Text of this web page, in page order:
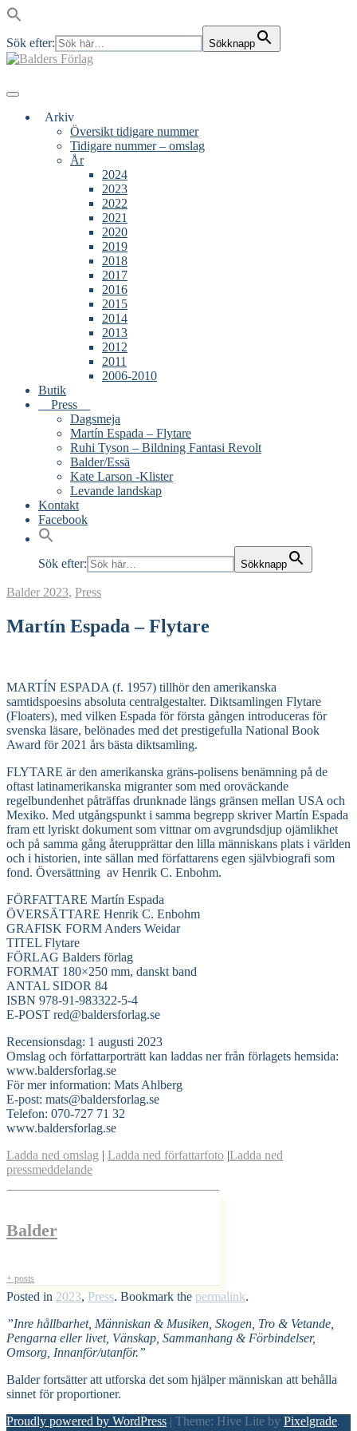
Sök efter: Sökknapp
Skip
Menu
Arkiv
Översikt tidigare nummer
Tidigare nummer – omslag
År
2024
2023
2022
2021
2020
2019
2018
2017
2016
2015
2014
2013
2012
2011
2006-2010
Butik
Press
Dagsmeja
Martín Espada – Flytare
Ruhi Tyson – Bildning Fantasi Revolt
Balder/Essä
Kate Larson -Klister
Levande landskap
Kontakt
Facebook
Sök efter: Sökknapp
Balder 2023, Press
Martín Espada – Flytare
MARTÍN ESPADA (f. 1957) tillhör den amerikanska
samtidspoesins absoluta centralgestalter. Diktsamlingen Flytare
(Floaters), med vilken Espada för första gången introduceras för
svenska läsare, belönades med det prestigefulla National Book
Award för 2021 års bästa diktsamling.
FLYTARE är den amerikanska gräns-polisens benämning på de
oftast latinamerikanska migranter som med oroväckande
regelbundenhet påträffas drunknade längs gränsen mellan USA och
Mexiko. Med utgångspunkt i samma begrepp skriver Martín Espada
fram ett lyriskt dokument som vittnar om avgrundsdjup ojämlikhet
och på samma gång återupprättar den lilla människans plats i världen
och i historien, inte sällan med författarens egen självbiografi som
fond. Översättning av Henrik C. Enbohm.
FÖRFATTARE Martín Espada
ÖVERSÄTTARE Henrik C. Enbohm
GRAFISK FORM Anders Weidar
TITEL Flytare
FÖRLAG Balders förlag
FORMAT 180×250 mm, danskt band
ANTAL SIDOR 84
ISBN 978-91-983322-5-4
E-POST red@baldersforlag.se
Recensionsdag: 1 augusti 2023
Omslag och författarporträtt kan laddas ner från förlagets hemsida:
www.baldersforlag.se
För mer information: Mats Ahlberg
E-post: mats@baldersforlag.se
Telefon: 070-727 71 32
www.baldersforlag.se
Ladda ned omslag | Ladda ned författarfoto |Ladda ned
pressmeddelande
Balder
+ posts
Posted in 2023, Press. Bookmark the permalink.
”Inre hållbarhet, Människan & Musiken, Skogen, Tro & Vetande,
Pengarna eller livet, Vänskap, Sammanhang & Förbindelser,
Omsorg, Innanför/utanför.”
Balder fortsätter att utforska det som hjälper människan att behålla
sinnet för proportioner.
Proudly powered by WordPress | Theme: Hive Lite by Pixelgrade.